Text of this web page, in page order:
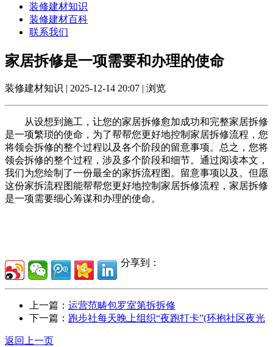
装修建材知识
装修建材百科
联系我们
家居拆修是一项需要和办理的使命
装修建材知识 | 2025-12-14 20:07 | 浏览
从设想到施工，让您的家居拆修愈加成功和完整家居拆修
是一项繁琐的使命，为了帮帮您更好地控制家居拆修流程，您
将领会拆修的整个过程以及各个阶段的留意事项。总之，您将
领会拆修的整个过程，涉及多个阶段和细节。通过阅读本文，
我们为您绘制了一份最全的家拆流程图。留意事项以及。但愿
这份家拆流程图能帮帮您更好地控制家居拆修流程，家居拆修
是一项需要细心筹谋和办理的使命。
分享到：
上一篇： 运营范畴包罗室第拆拆修
下一篇： 跑步社每天晚上组织“夜跑打卡”(环抱社区夜光
返回上一页